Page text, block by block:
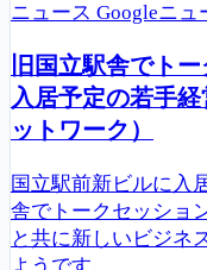
ニュース Googleニュ
旧国立駅舎でト
入居予定の若手
ットワーク）
国立駅前新ビルに入
舎でトークセッショ
と共に新しいビジネ